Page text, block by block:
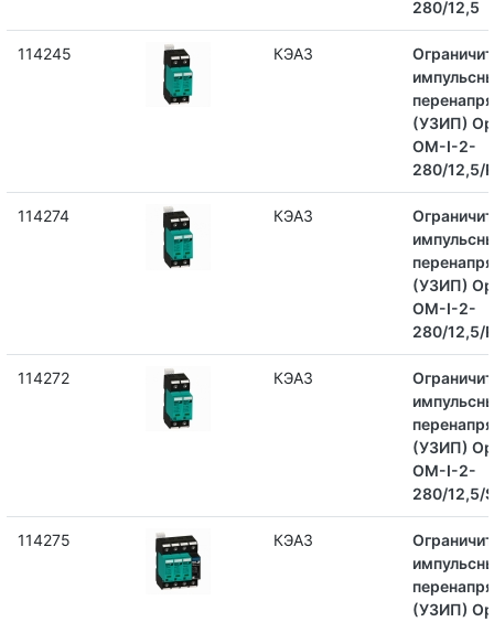
280/12,5
114245 КЭАЗ
(УЗИП)
OM-I-2-
280/12,5/R
114274 КЭАЗ
(УЗИП)
OM-I-2-
280/12,5/
114272 КЭАЗ
(УЗИП)
OM-I-2-
280/12,5/S
114275 КЭАЗ
(УЗИП)